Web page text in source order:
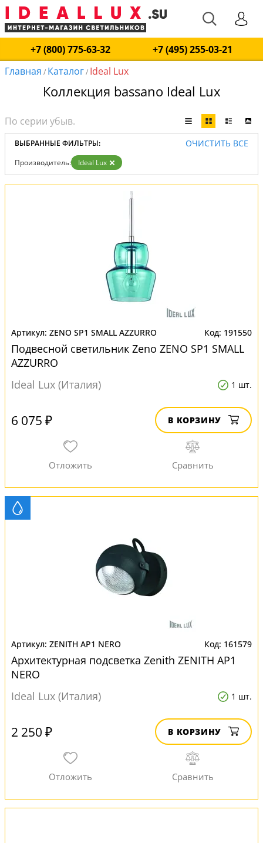
+7 (800) 775-63-32
+7 (495) 255-03-21
Главная / Каталог/ Ideal Lux
Коллекция bassano Ideal Lux
ВЫБРАННЫЕ ФИЛЬТРЫ: ОЧИСТИТЬ ВСЕ
Производитель: Ideal Lux
ZENO SP1 SMALL AZZURRO 191550
Подвесной светильник Zeno ZENO SP1 SMALL
AZZURRO
Ideal Lux (Италия)
1 шт.
6 075 ₽ В КОРЗИНУ
ZENITH AP1 NERO 161579
Архитектурная подсветка Zenith ZENITH AP1
NERO
Ideal Lux (Италия)
1 шт.
2 250 ₽ В КОРЗИНУ